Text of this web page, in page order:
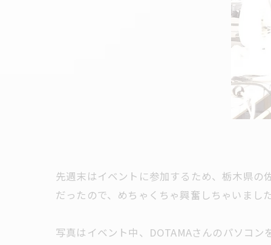
先週末はイベントに参加するため、栃木県の
だったので、めちゃくちゃ興奮しちゃいまし
写真はイベント中、DOTAMAさんのパソコ